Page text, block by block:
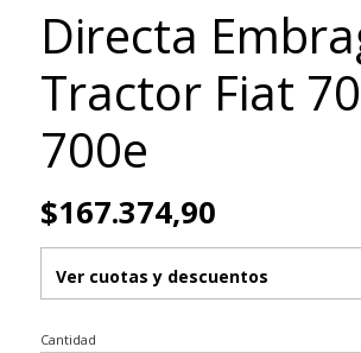
Directa
Tractor Fiat
700e
$167.374,90
Ver cuotas y descuentos
Cantidad